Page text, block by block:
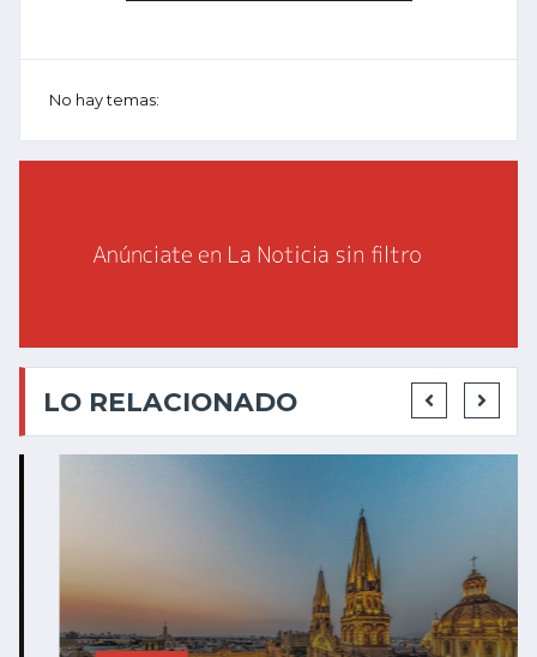
No hay temas:
LO RELACIONADO